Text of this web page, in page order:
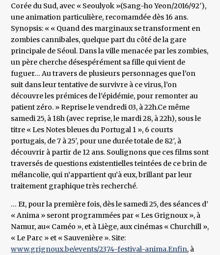
Corée du Sud, avec « Seoulyok »(Sang-ho Yeon/2016/92′),
une animation particulière, recomamdée dès 16 ans.
Synopsis: « « Quand des marginaux se transforment en
zombies cannibales, quelque part du côté de la gare
principale de Séoul. Dans la ville menacée par les zombies,
un père cherche désespérément sa fille qui vient de
fuguer… Au travers de plusieurs personnages que l’on
suit dans leur tentative de survivre à ce virus, l’on
découvre les prémices de l’épidémie, pour remonter au
patient zéro. » Reprise le vendredi 03, à 22h.Ce même
samedi 25, à 18h (avec reprise, le mardi 28, à 22h), sous le
titre « Les Notes bleues du Portugal 1 », 6 courts
portugais, de 7 à 25′, pour une durée totale de 82′, à
découvrir à partir de 12 ans. Soulignons que ces films sont
traversés de questions existentielles teintées de ce brin de
mélancolie, qui n’appartient qu’à eux, brillant par leur
traitement graphique très recherché.
… Et, pour la première fois, dès le samedi 25, des séances d’
« Anima » seront programmées par « Les Grignoux », à
Namur, au« Caméo », et à Liège, aux cinémas « Churchill »,
« Le Parc » et « Sauvenière ». Site:
www.grignoux.be/events/2374-festival-anima.Enfin, à